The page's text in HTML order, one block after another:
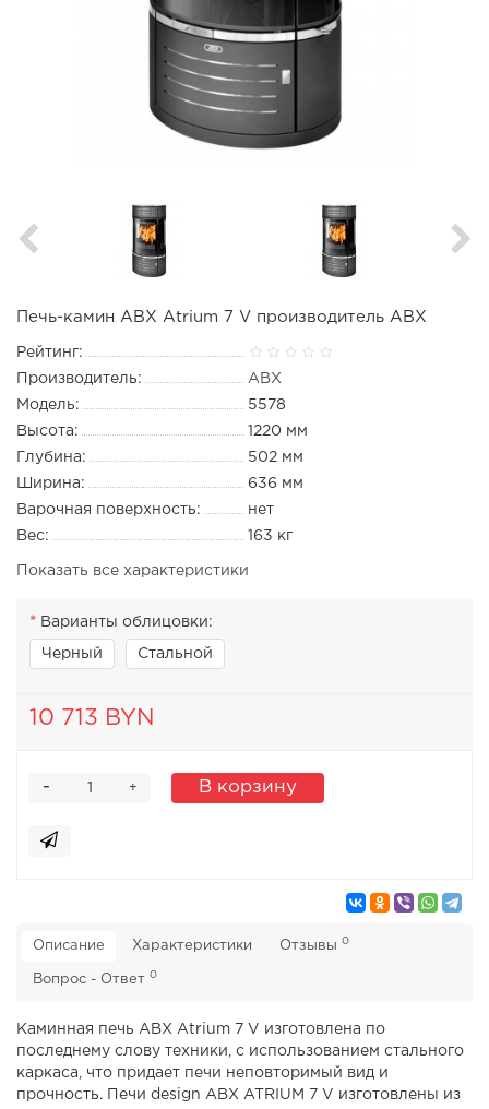
Печь-камин ABX Atrium 7 V производитель ABX
Рейтинг:
Производитель:
ABX
Модель:
5578
Высота:
1220 мм
Глубина:
502 мм
Ширина:
636 мм
Варочная поверхность:
нет
Вес:
163 кг
Показать все характеристики
Варианты облицовки:
Черный Стальной
10 713 BYN
+
- В корзину
Описание Характеристики Отзывы 0
Вопрос - Ответ 0
Каминная печь ABX Atrium 7 V изготовлена по
последнему слову техники, с использованием стального
каркаса, что придает печи неповторимый вид и
прочность. Печи design ABX ATRIUM 7 V изготовлены из